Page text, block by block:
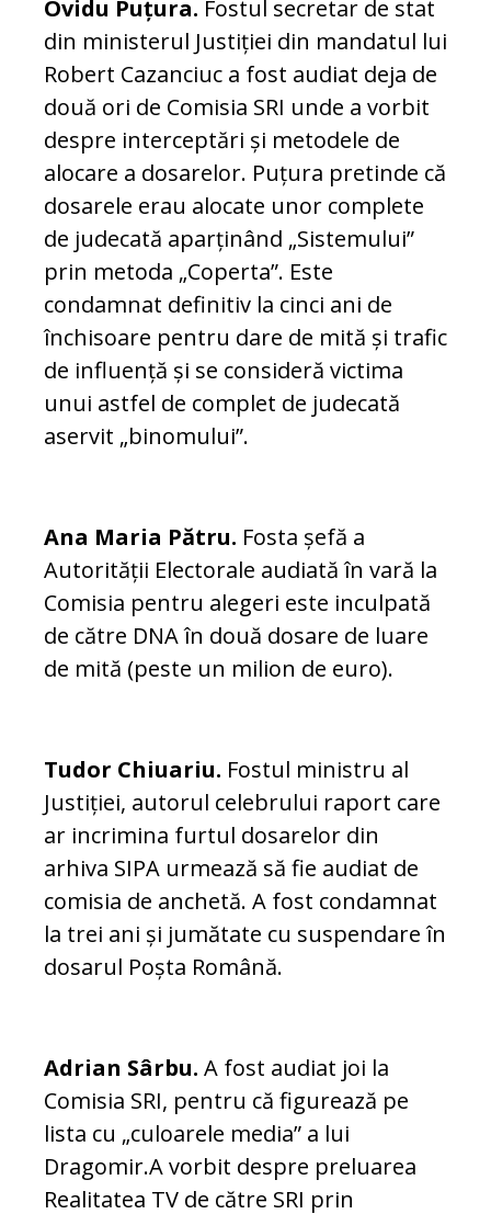
Ovidu Puțura. Fostul secretar de stat
din ministerul Justiției din mandatul lui
Robert Cazanciuc a fost audiat deja de
două ori de Comisia SRI unde a vorbit
despre interceptări și metodele de
alocare a dosarelor. Puțura pretinde că
dosarele erau alocate unor complete
de judecată aparținând „Sistemului”
prin metoda „Coperta”. Este
condamnat definitiv la cinci ani de
închisoare pentru dare de mită și trafic
de influență și se consideră victima
unui astfel de complet de judecată
aservit „binomului”.
Ana Maria Pătru. Fosta șefă a
Autorității Electorale audiată în vară la
Comisia pentru alegeri este inculpată
de către DNA în două dosare de luare
de mită (peste un milion de euro).
Tudor Chiuariu. Fostul ministru al
Justiției, autorul celebrului raport care
ar incrimina furtul dosarelor din
arhiva SIPA urmează să fie audiat de
comisia de anchetă. A fost condamnat
la trei ani și jumătate cu suspendare în
dosarul Poșta Română.
Adrian Sârbu. A fost audiat joi la
Comisia SRI, pentru că figurează pe
lista cu „culoarele media” a lui
Dragomir.A vorbit despre preluarea
Realitatea TV de către SRI prin